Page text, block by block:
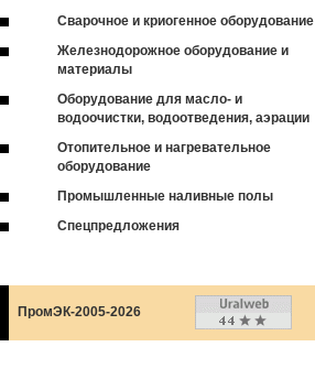
Сварочное и криогенное оборудование
Железнодорожное оборудование и
материалы
Оборудование для масло- и
водоочистки, водоотведения, аэрации
Отопительное и нагревательное
оборудование
Промышленные наливные полы
Спецпредложения
ПромЭК-2005-2026